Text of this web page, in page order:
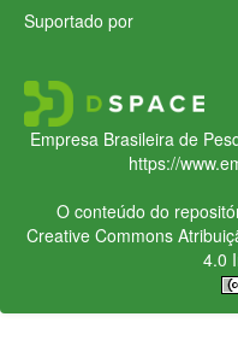
Suportado por
Empresa Brasileira de
https://
O conteúdo do
Creative Commons
4.0